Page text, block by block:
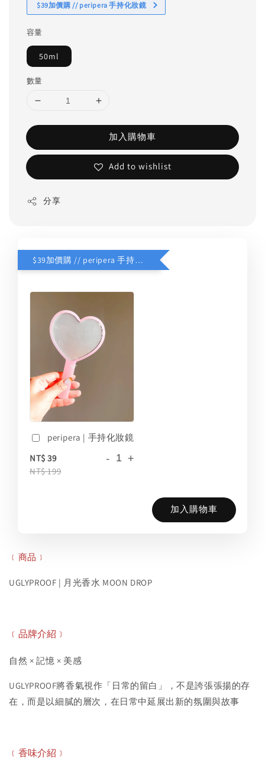
$39加價購 // peripera 手持化妝鏡
容量
50ml
數量
加入購物車
Add to wishlist
分享
$39加價購 // peripera 手持化妝鏡
peripera | 手持化妝鏡
NT$ 39
NT$ 199
- +
加入購物車
﹝商品﹞
UGLYPROOF | 月光香水 MOON DROP
﹝品牌介紹﹞
自然 × 記憶 × 美感
UGLYPROOF將香氣視作「日常的留白」，不是誇張張揚的存
在，而是以細膩的層次，在日常中延展出新的氛圍與故事
﹝香味介紹 ﹞